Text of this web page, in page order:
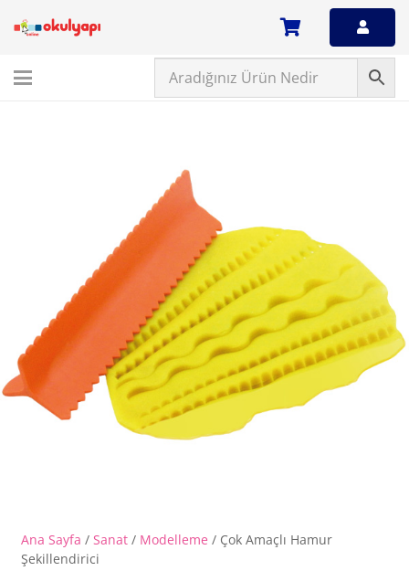
Ana Sayfa / Sanat/ Modelleme / Çok Amaçlı Hamur
Şekillendirici